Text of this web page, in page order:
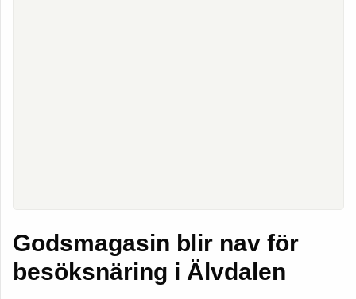
Godsmagasin blir nav för
besöksnäring i Älvdalen